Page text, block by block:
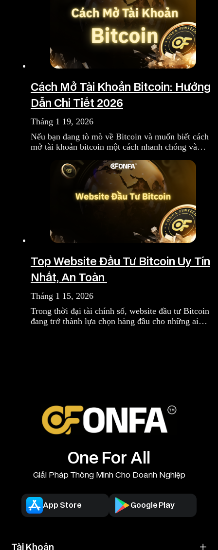
Cách Mở Tài Khoản Bitcoin: Hướng
Dẫn Chi Tiết 2026
Tháng 1 19, 2026
Nếu bạn đang tò mò về Bitcoin và muốn biết cách
mở tài khoản bitcoin một cách nhanh chóng và…
Top Website Đầu Tư Bitcoin Uy Tín
Nhất, An Toàn
Tháng 1 15, 2026
Trong thời đại tài chính số, website đầu tư Bitcoin
đang trở thành lựa chọn hàng đầu cho những ai…
One For All
Giải Pháp Thông Minh Cho Doanh Nghiệp
App Store Google Play
Tài Khoản